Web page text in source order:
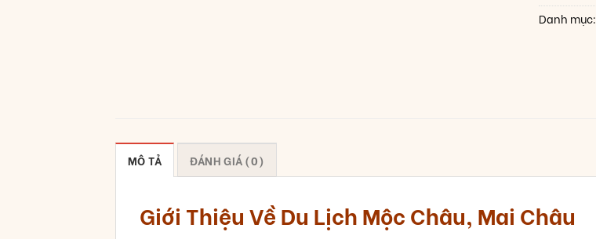
Danh mục:
MÔ TẢ ĐÁNH GIÁ (0)
Giới Thiệu Về Du Lịch Mộc Châu, Mai Châu